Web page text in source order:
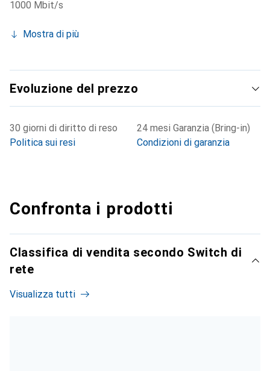
1000 Mbit/s
Mostra di più
Evoluzione del prezzo
30 giorni di diritto di reso
Politica sui resi
24 mesi Garanzia (Bring-in)
Condizioni di garanzia
Confronta i prodotti
Classifica di vendita secondo Switch di
rete
Visualizza tutti